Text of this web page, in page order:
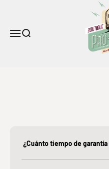
MenúBuscar
¿Cuánto tiempo de